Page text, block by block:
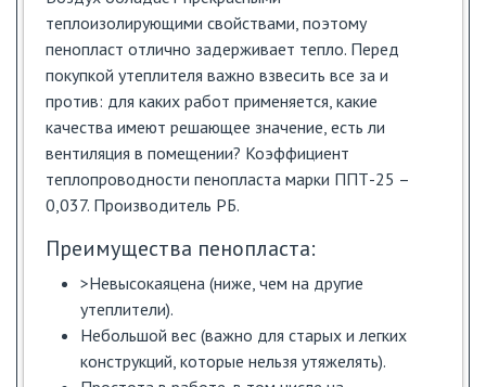
теплоизолирующими свойствами, поэтому
пенопласт отлично задерживает тепло. Перед
покупкой утеплителя важно взвесить все за и
против: для каких работ применяется, какие
качества имеют решающее значение, есть ли
вентиляция в помещении? Коэффициент
теплопроводности пенопласта марки ППТ-25 –
0,037. Производитель РБ.
Преимущества пенопласта:
>Невысокаяцена (ниже, чем на другие
утеплители).
Небольшой вес (важно для старых и легких
конструкций, которые нельзя утяжелять).